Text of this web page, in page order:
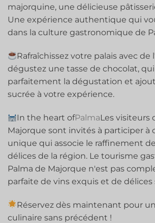
majorquine, une délicieuse
Une expérience authentique qui
dans la culture gastronomique de
Rafraîchissez votre palais avec
dégustez une tasse de chocolat,
parfaitement la dégustation et
sucrée à votre expérience.
In the heart ofPalmaLes visiteurs
Majorque sont invités à participer à
unique qui associe le raffinement
délices de la région. Le tourisme
Palma de Majorque n'est pas
parfaite de vins exquis et de délices
Réservez dès maintenant pour
culinaire sans précédent !